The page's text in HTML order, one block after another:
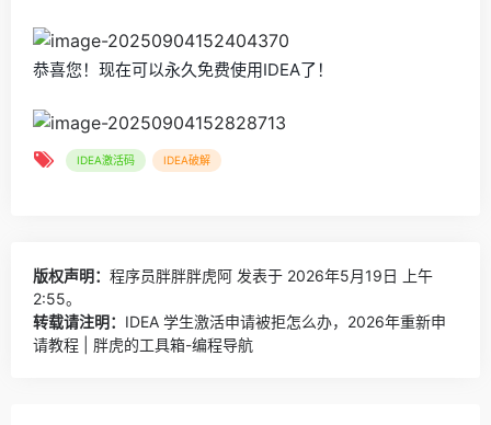
恭喜您！现在可以永久免费使用IDEA了！
IDEA激活码 IDEA破解
版权声明： 程序员胖胖胖虎阿 发表于 2026年5月19日 上午
2:55。
转载请注明： IDEA 学生激活申请被拒怎么办，2026年重新申
请教程 | 胖虎的工具箱-编程导航